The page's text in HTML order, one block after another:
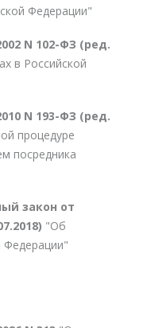
Федерации"
N 102-ФЗ (ред.
в Российской
N 193-ФЗ (ред.
процедуре
посредника
закон от
"Об
Федерации"